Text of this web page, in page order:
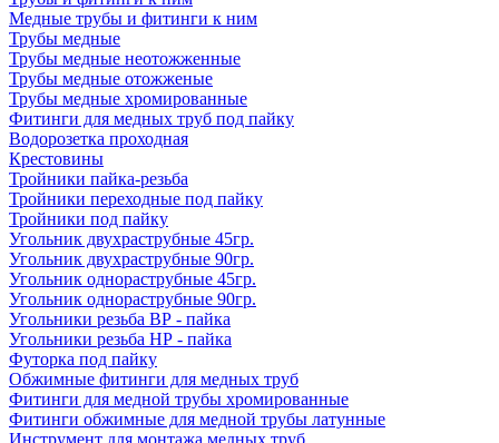
Медные трубы и фитинги к ним
Трубы медные
Трубы медные неотожженные
Трубы медные отожженые
Трубы медные хромированные
Фитинги для медных труб под пайку
Водорозетка проходная
Крестовины
Тройники пайка-резьба
Тройники переходные под пайку
Тройники под пайку
Угольник двухраструбные 45гр.
Угольник двухраструбные 90гр.
Угольник однораструбные 45гр.
Угольник однораструбные 90гр.
Угольники резьба ВР - пайка
Угольники резьба НР - пайка
Футорка под пайку
Обжимные фитинги для медных труб
Фитинги для медной трубы хромированные
Фитинги обжимные для медной трубы латунные
Инструмент для монтажа медных труб